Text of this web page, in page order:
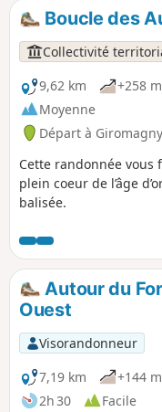
Boucle des
Collectivité
9,62 km
+258 m
Moyenne
Départ à
Cette randonnée vous
plein coeur de l’âge
balisée.
Autour du
Ouest
Visorandonneur
7,19 km
+144 m
2h 30
Facile